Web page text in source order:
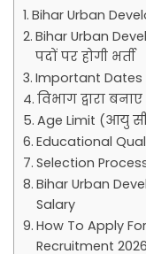
Bihar Urban
Bihar Urban
पदों पर होगी भर्ती
Important Dates
विभाग द्वारा
Age Limit (आयु
Educational
Selection
Bihar Urban
Salary
How To Apply
Recruitment 2026